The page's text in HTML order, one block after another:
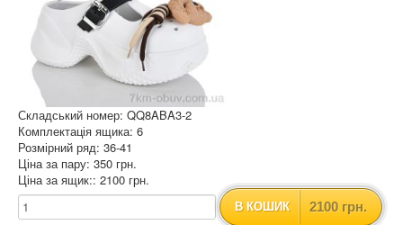
Складський номер: QQ8ABA3-2
Комплектація ящика: 6
Розмірний ряд: 36-41
Ціна за пару: 350 грн.
Ціна за ящик:: 2100 грн.
В КОШИК 2100 грн.